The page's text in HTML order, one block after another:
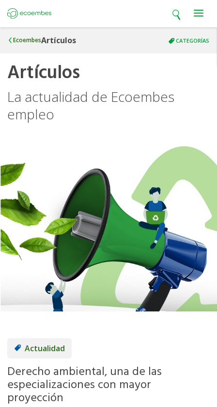
Open search
Open
EcoembesArtículos CATEGORÍAS
Artículos
La actualidad de Ecoembes
empleo
Actualidad
Derecho ambiental, una de las
especializaciones con mayor
proyección